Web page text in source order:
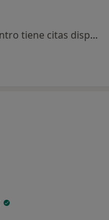
Ningún profesional de este centro tiene citas disponibles